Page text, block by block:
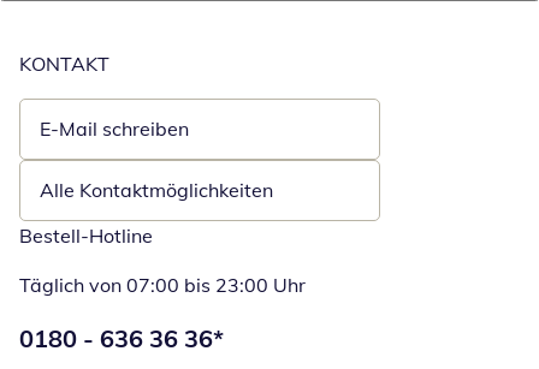
KONTAKT
E-Mail schreiben
Öffnet E-Mail-Client
Alle Kontaktmöglichkeiten
Bestell-Hotline
Täglich von 07:00 bis 23:00 Uhr
Telefonnummer:
0180 - 636 36 36*